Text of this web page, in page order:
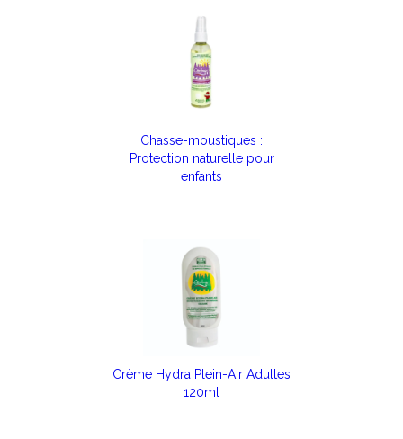
Chasse-moustiques :
Protection naturelle pour
enfants
Crème Hydra Plein-Air Adultes
120ml